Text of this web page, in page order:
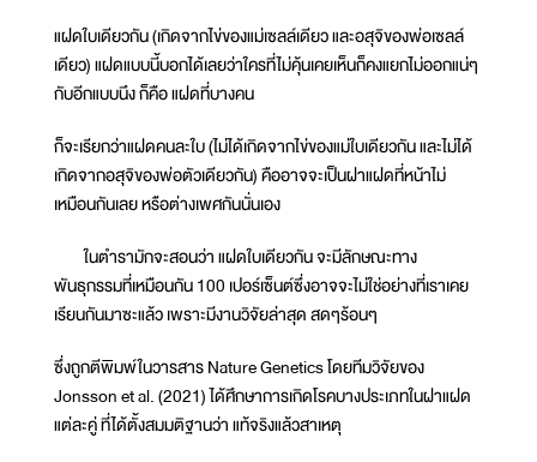
แฝดใบเดียวกัน (เกิดจากไข่ของแม่เซลล์เดียว และอสุจิของพ่อเซลล์
เดียว) แฝดแบบนี้บอกได้เลยว่าใครที่ไม่คุ้นเคยเห็นก็คงแยกไม่ออกแน่ๆ
กับอีกแบบนึง ก็คือ แฝดที่บางคน
ก็จะเรียกว่าแฝดคนละใบ (ไม่ได้เกิดจากไข่ของแม่ใบเดียวกัน และไม่ได้
เกิดจากอสุจิของพ่อตัวเดียวกัน) คืออาจจะเป็นฝาแฝดที่หน้าไม่
เหมือนกันเลย หรือต่างเพศกันนั่นเอง
ในตำรามักจะสอนว่า แฝดใบเดียวกัน จะมีลักษณะทาง
พันธุกรรมที่เหมือนกัน 100 เปอร์เซ็นต์ซึ่งอาจจะไม่ใช่อย่างที่เราเคย
เรียนกันมาซะแล้ว เพราะมีงานวิจัยล่าสุด สดๆร้อนๆ
ซึ่งถูกตีพิมพ์ในวารสาร Nature Genetics โดยทีมวิจัยของ
Jonsson et al. (2021) ได้ศึกษาการเกิดโรคบางประเภทในฝาแฝด
แต่ละคู่ ที่ได้ตั้งสมมติฐานว่า แท้จริงแล้วสาเหตุ